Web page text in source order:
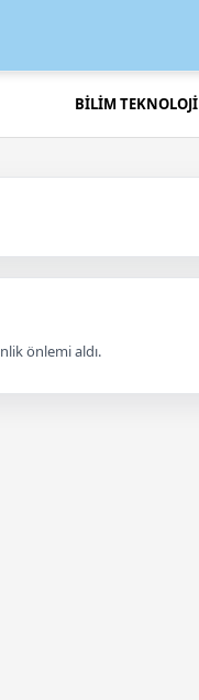
BİLİM TEKNOLOJİ
önlemi aldı.